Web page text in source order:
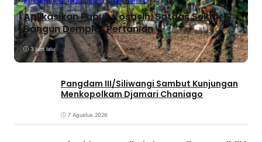
Aplikasikan Pupuk Kosasih, Satgas Sektor 8
Bangun Demplot Pertanian
3 jam lalu
Pangdam III/Siliwangi Sambut Kunjungan
Menkopolkam Djamari Chaniago
7 Agustus 2026